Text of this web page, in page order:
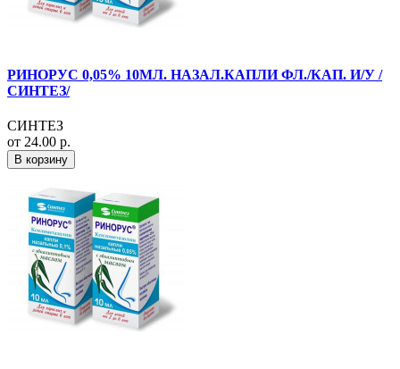
РИНОРУС 0,05% 10МЛ. НАЗАЛ.КАПЛИ ФЛ./КАП. И/У /
СИНТЕЗ/
СИНТЕЗ
от 24.00 р.
В корзину